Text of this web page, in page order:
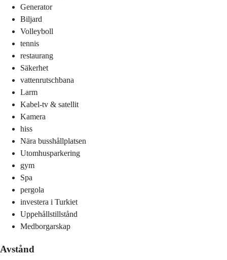
Generator
Biljard
Volleyboll
tennis
restaurang
Säkerhet
vattenrutschbana
Larm
Kabel-tv & satellit
Kamera
hiss
Nära busshållplatsen
Utomhusparkering
gym
Spa
pergola
investera i Turkiet
Uppehållstillstånd
Medborgarskap
Avstånd